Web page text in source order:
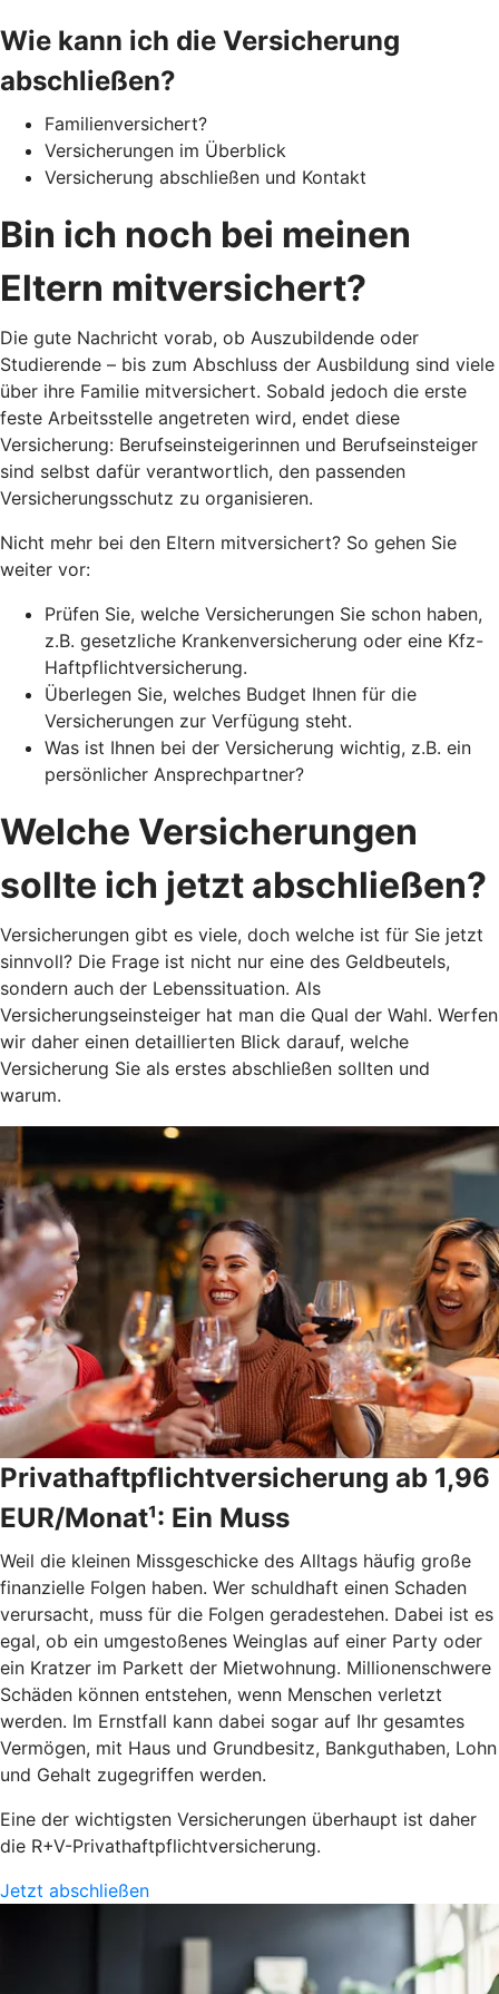
Wie kann ich die Versicherung
abschließen?
Familienversichert?
Versicherungen im Überblick
Versicherung abschließen und Kontakt
Bin ich noch bei meinen
Eltern mitversichert?
Die gute Nachricht vorab, ob Auszubildende oder
Studierende – bis zum Abschluss der Ausbildung sind viele
über ihre Familie mitversichert. Sobald jedoch die erste
feste Arbeitsstelle angetreten wird, endet diese
Versicherung: Berufseinsteigerinnen und Berufseinsteiger
sind selbst dafür verantwortlich, den passenden
Versicherungsschutz zu organisieren.
Nicht mehr bei den Eltern mitversichert? So gehen Sie
weiter vor:
Prüfen Sie, welche Versicherungen Sie schon haben,
z.B. gesetzliche Krankenversicherung oder eine Kfz-
Haftpflichtversicherung.
Überlegen Sie, welches Budget Ihnen für die
Versicherungen zur Verfügung steht.
Was ist Ihnen bei der Versicherung wichtig, z.B. ein
persönlicher Ansprechpartner?
Welche Versicherungen
sollte ich jetzt abschließen?
Versicherungen gibt es viele, doch welche ist für Sie jetzt
sinnvoll? Die Frage ist nicht nur eine des Geldbeutels,
sondern auch der Lebenssituation. Als
Versicherungseinsteiger hat man die Qual der Wahl. Werfen
wir daher einen detaillierten Blick darauf, welche
Versicherung Sie als erstes abschließen sollten und
warum.
Privathaftpflichtversicherung ab 1,96
EUR/Monat¹: Ein Muss
Weil die kleinen Missgeschicke des Alltags häufig große
finanzielle Folgen haben. Wer schuldhaft einen Schaden
verursacht, muss für die Folgen geradestehen. Dabei ist es
egal, ob ein umgestoßenes Weinglas auf einer Party oder
ein Kratzer im Parkett der Mietwohnung. Millionenschwere
Schäden können entstehen, wenn Menschen verletzt
werden. Im Ernstfall kann dabei sogar auf Ihr gesamtes
Vermögen, mit Haus und Grundbesitz, Bankguthaben, Lohn
und Gehalt zugegriffen werden.
Eine der wichtigsten Versicherungen überhaupt ist daher
die R+V-Privathaftpflichtversicherung.
Jetzt abschließen